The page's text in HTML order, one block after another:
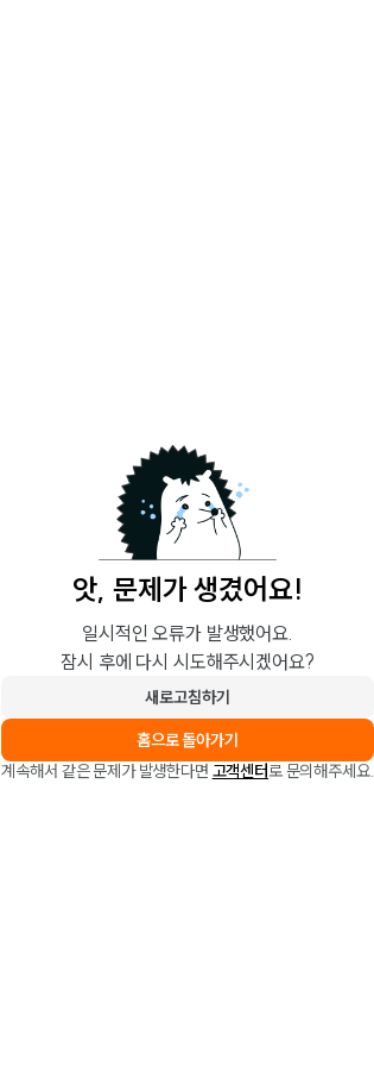
앗, 문제가 생겼어요!
일시적인 오류가 발생했어요.
잠시 후에 다시 시도해주시겠어요?
새로고침하기
홈으로 돌아가기
계속해서 같은 문제가 발생한다면 고객센터로 문의해주세요.